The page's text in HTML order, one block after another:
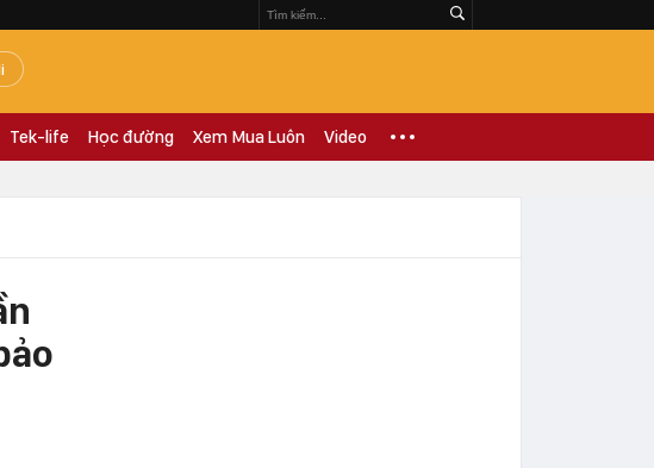
Tek-life Học đường Xem Mua Luôn Video